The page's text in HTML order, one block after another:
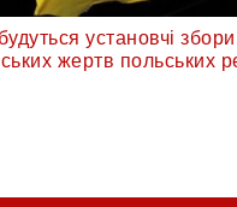
установчі збори
жертв польських